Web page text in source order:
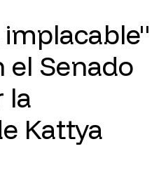
el Senado
la
Kattya